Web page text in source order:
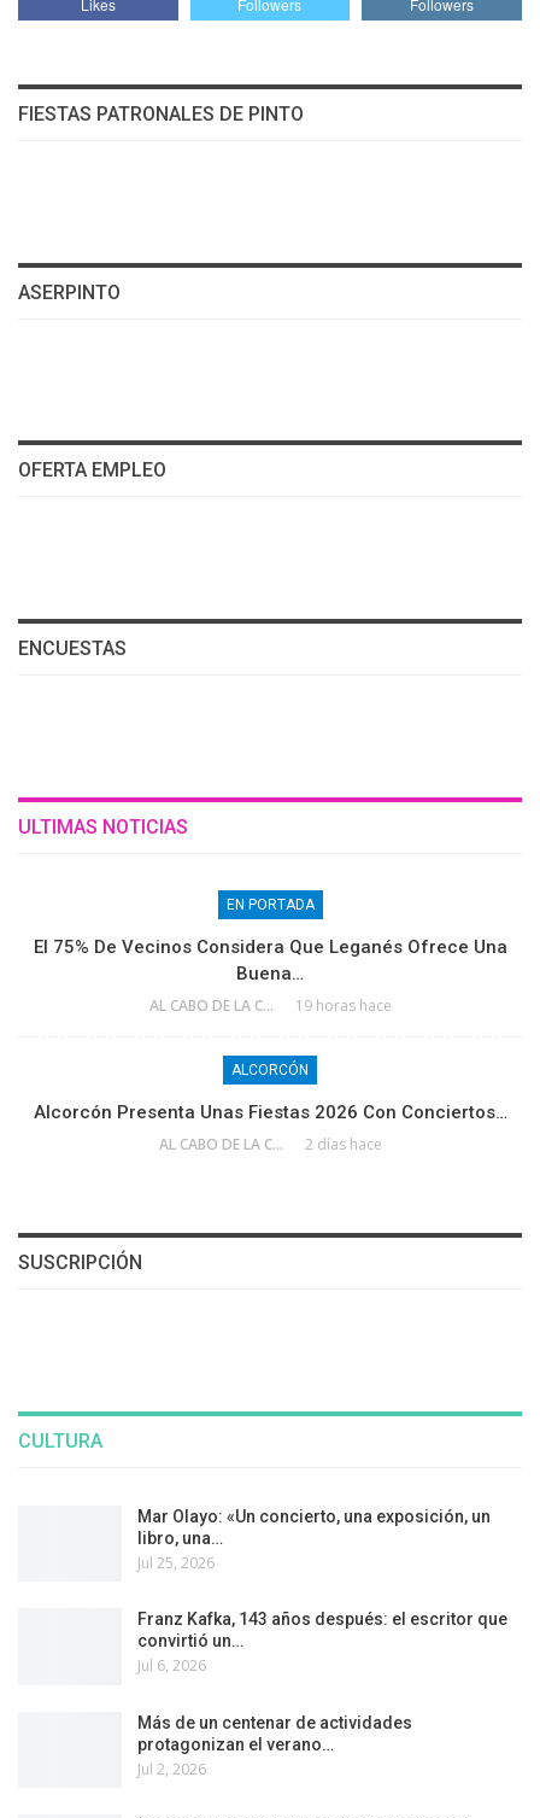
Likes Followers Followers
FIESTAS PATRONALES DE PINTO
ASERPINTO
OFERTA EMPLEO
ENCUESTAS
ULTIMAS NOTICIAS
EN PORTADA
El 75% De Vecinos Considera Que Leganés Ofrece Una
Buena…
AL CABO DE LA CALLE 19 horas hace
ALCORCÓN
Alcorcón Presenta Unas Fiestas 2026 Con Conciertos…
AL CABO DE LA CALLE 2 días hace
SUSCRIPCIÓN
CULTURA
Mar Olayo: «Un concierto, una exposición, un
libro, una…
Jul 25, 2026
Franz Kafka, 143 años después: el escritor que
convirtió un…
Jul 6, 2026
Más de un centenar de actividades
protagonizan el verano…
Jul 2, 2026